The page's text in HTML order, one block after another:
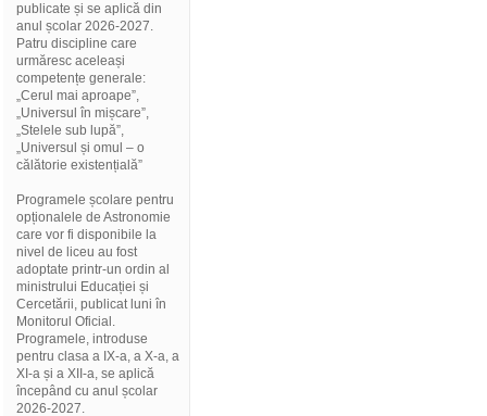
publicate și se aplică din
anul școlar 2026-2027.
Patru discipline care
urmăresc aceleași
competențe generale:
„Cerul mai aproape”,
„Universul în mișcare”,
„Stelele sub lupă”,
„Universul și omul – o
călătorie existențială”
Programele școlare pentru
opționalele de Astronomie
care vor fi disponibile la
nivel de liceu au fost
adoptate printr-un ordin al
ministrului Educației și
Cercetării, publicat luni în
Monitorul Oficial.
Programele, introduse
pentru clasa a IX-a, a X-a, a
XI-a și a XII-a, se aplică
începând cu anul școlar
2026-2027.